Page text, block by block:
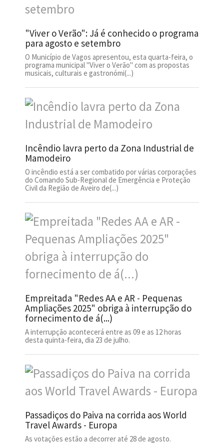
"Viver o Verão": Já é conhecido o programa
para agosto e setembro
O Município de Vagos apresentou, esta quarta-feira, o
programa municipal "Viver o Verão" com as propostas
musicais, culturais e gastronómi(...)
Incêndio lavra perto da Zona Industrial de
Mamodeiro
O incêndio está a ser combatido por várias corporações
do Comando Sub-Regional de Emergência e Proteção
Civil da Região de Aveiro de(...)
Empreitada "Redes AA e AR - Pequenas
Ampliações 2025" obriga à interrupção do
fornecimento de á(...)
A interrupção acontecerá entre as 09 e as 12 horas
desta quinta-feira, dia 23 de julho.
Passadiços do Paiva na corrida aos World
Travel Awards - Europa
As votações estão a decorrer até 28 de agosto.